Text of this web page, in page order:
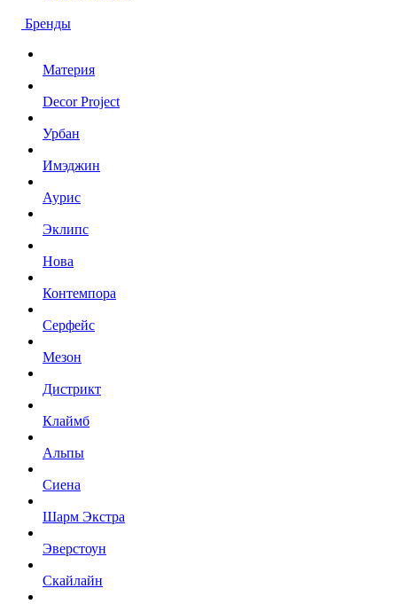
Бренды
Материя
Decor Project
Урбан
Имэджин
Аурис
Эклипс
Нова
Контемпора
Серфейс
Мезон
Дистрикт
Клаймб
Альпы
Сиена
Шарм Экстра
Эверстоун
Скайлайн